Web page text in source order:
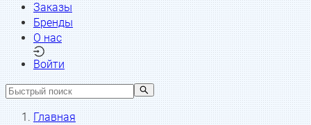
Заказы
Бренды
О нас
Войти
Главная